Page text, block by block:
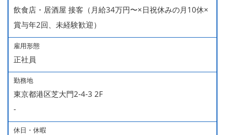
飲食店・居酒屋 接客（月給34万円〜×日祝休みの月10休×
賞与年2回、未経験歓迎）
雇用形態
正社員
勤務地
東京都港区芝大門2-4-3 2F
-
休日・休暇